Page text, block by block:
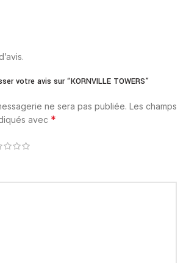
votre avis sur “KORNVILLE TOWERS”
ne sera pas publiée. Les champs
avec *